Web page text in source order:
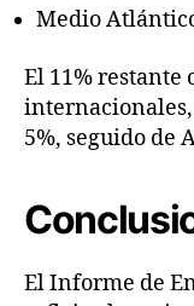
Medio
El 11% restante
5%, seguido de
El Informe de